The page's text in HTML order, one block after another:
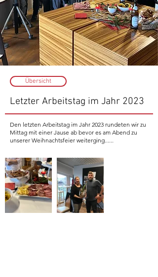
Übersicht
Letzter Arbeitstag im Jahr 2023
Den letzten Arbeitstag im Jahr 2023 rundeten wir zu
Mittag mit einer Jause ab bevor es am Abend zu
unserer Weihnachtsfeier weiterging......